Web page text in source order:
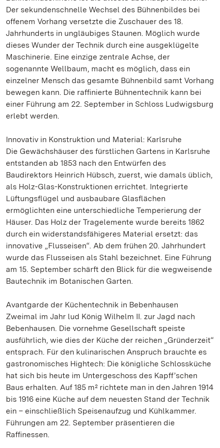
Der sekundenschnelle Wechsel des Bühnenbildes bei
offenem Vorhang versetzte die Zuschauer des 18.
Jahrhunderts in ungläubiges Staunen. Möglich wurde
dieses Wunder der Technik durch eine ausgeklügelte
Maschinerie. Eine einzige zentrale Achse, der
sogenannte Wellbaum, macht es möglich, dass ein
einzelner Mensch das gesamte Bühnenbild samt Vorhang
bewegen kann. Die raffinierte Bühnentechnik kann bei
einer Führung am 22. September in Schloss Ludwigsburg
erlebt werden.
Innovativ in Konstruktion und Material: Karlsruhe
Die Gewächshäuser des fürstlichen Gartens in Karlsruhe
entstanden ab 1853 nach den Entwürfen des
Baudirektors Heinrich Hübsch, zuerst, wie damals üblich,
als Holz-Glas-Konstruktionen errichtet. Integrierte
Lüftungsflügel und ausbaubare Glasflächen
ermöglichten eine unterschiedliche Temperierung der
Häuser. Das Holz der Tragelemente wurde bereits 1862
durch ein widerstandsfähigeres Material ersetzt: das
innovative „Flusseisen“. Ab dem frühen 20. Jahrhundert
wurde das Flusseisen als Stahl bezeichnet. Eine Führung
am 15. September schärft den Blick für die wegweisende
Bautechnik im Botanischen Garten.
Avantgarde der Küchentechnik in Bebenhausen
Zweimal im Jahr lud König Wilhelm II. zur Jagd nach
Bebenhausen. Die vornehme Gesellschaft speiste
ausführlich, wie dies der Küche der reichen „Gründerzeit“
entsprach. Für den kulinarischen Anspruch brauchte es
gastronomisches Hightech: Die königliche Schlossküche
hat sich bis heute im Untergeschoss des Kapff’schen
Baus erhalten. Auf 185 m² richtete man in den Jahren 1914
bis 1916 eine Küche auf dem neuesten Stand der Technik
ein – einschließlich Speisenaufzug und Kühlkammer.
Führungen am 22. September präsentieren die
Raffinessen.